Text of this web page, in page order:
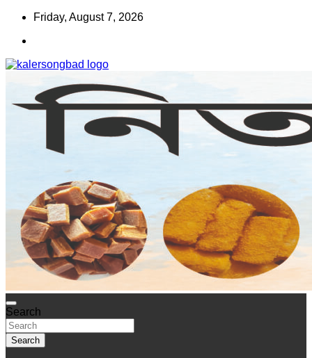
Skip
content
Friday, August 7, 2026
কালের সংবাদ
www.kalersongbad.com
Search
Search